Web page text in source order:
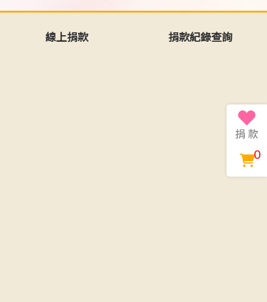
線上捐款 捐款紀錄查詢
0